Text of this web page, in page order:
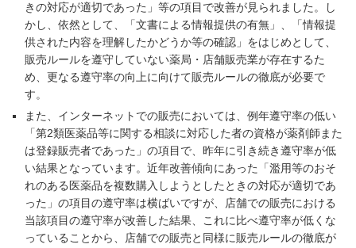
きの対応が適切であった」等の項目で改善が見られました。し
かし、依然として、「文書による情報提供の有無」、「情報提
供された内容を理解したかどうか等の確認」をはじめとして、
販売ルールを遵守していない薬局・店舗販売業が存在するた
め、更なる遵守率の向上に向けて販売ルールの徹底が必要で
す。
また、インターネットでの販売においては、例年遵守率の低い
「第2類医薬品等に関する相談に対応した者の資格が薬剤師また
は登録販売者であった」の項目で、昨年に引き続き遵守率が低
い結果となっています。近年改善傾向にあった「濫用等のおそ
れのある医薬品を複数購入しようとしたときの対応が適切であ
った」の項目の遵守率は横ばいですが、店舗での販売における
当該項目の遵守率が改善した結果、これに比べ遵守率が低くな
っていることから、店舗での販売と同様に販売ルールの徹底が